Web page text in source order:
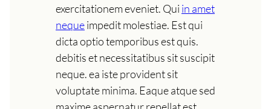
exercitationem eveniet. Qui in amet
nequeimpedit molestiae. Est qui
dicta optio temporibus est quis.
debitis et necessitatibus sit suscipit
neque. ea iste provident sit
voluptate minima. Eaque atque sed